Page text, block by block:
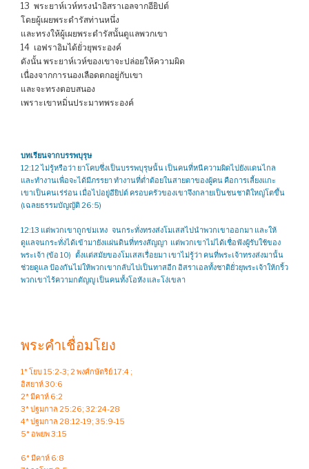
13 พระยาห์เวห์ทรงนำอิสราเอลจากอียิปต์
โดยผู้เผยพระดำรัสท่านหนึ่ง
และทรงให้ผู้เผยพระดำรัสนั้นดูแลพวกเขา
14 เอฟราอิมได้ยั่วยุพระองค์
ดังนั้น พระยาห์เวห์ของเขาจะปล่อยให้ความผิด
เนื่องจากการนองเลือดตกอยู่กับเขา
และจะทรงตอบสนอง
เพราะเขาหมิ่นประมาทพระองค์
บทเรียนจากบรรพบุรุษ
12:12 ไม่รู้หรือว่า ยาโคบซึ่งเป็นบรรพบุรุษนั้น เป็นคนที่หนีความผิดไปยังแดนไกล
และทำงานเพื่อจะได้มีภรรยา ทำงานที่ต่ำต้อยในสายตาของผู้คน คือการเลี้ยงแกะ
เขาเป็นคนเร่ร่อน เมื่อไปอยู่อียิปต์ ครอบครัวของเขาจึงกลายเป็นชนชาติใหญ่โตขึ้น
(เฉลยธรรมบัญญัติ 26:5)
12:13 แต่พวกเขาถูกข่มเหง จนกระทั่งทรงส่งโมเสสไปนำพวกเขาออกมา และให้
ดูแลจนกระทั่งได้เข้ามายังแผ่นดินที่ทรงสัญญา แต่พวกเขาไม่ได้เชื่อฟังผู้รับใช้ของ
พระเจ้า (ข้อ 10) ตั้งแต่สมัยของโมเสสเรื่อยมา เขาไม่รู้ว่า คนที่พระเจ้าทรงส่งมานั้น
ช่วยดูแล ป้องกันไม่ให้พวกเขากลับไปเป็นทาสอีก อิสราเอลทั้งชาติยั่วยุพระเจ้าให้กริ้ว
พวกเขาไร้ความกตัญญู เป็นคนทั้งโอหัง และโง่เขลา
พระคำเชื่อมโยง
1* โยบ 15:2-3; 2 พงศ์กษัตริย์ 17:4 ;
อิสยาห์ 30:6
2* มีคาห์ 6:2
3* ปฐมกาล 25:26; 32:24-28
4* ปฐมกาล 28:12-19; 35:9-15
5* อพยพ 3:15
6* มีคาห์ 6:8